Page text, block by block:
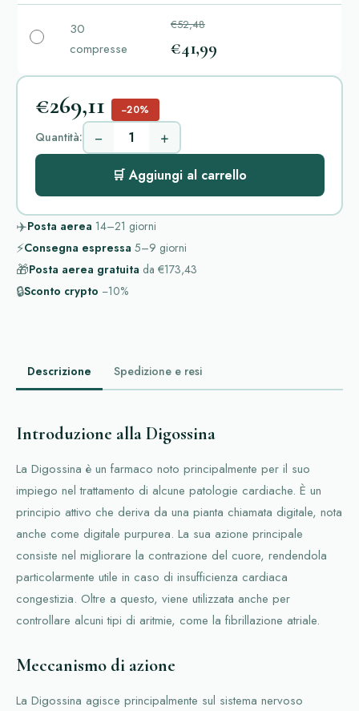
30
compresse
€52,48
€41,99
€269,11 −20%
Quantità: − +
🛒 Aggiungi al carrello
✈️Posta aerea 14–21 giorni
⚡Consegna espressa 5–9 giorni
🎁Posta aerea gratuita da €173,43
🔒Sconto crypto −10%
Descrizione Spedizione e resi
Introduzione alla Digossina
La Digossina è un farmaco noto principalmente per il suo
impiego nel trattamento di alcune patologie cardiache. È un
principio attivo che deriva da una pianta chiamata digitale, nota
anche come digitale purpurea. La sua azione principale
consiste nel migliorare la contrazione del cuore, rendendola
particolarmente utile in caso di insufficienza cardiaca
congestizia. Oltre a questo, viene utilizzata anche per
controllare alcuni tipi di aritmie, come la fibrillazione atriale.
Meccanismo di azione
La Digossina agisce principalmente sul sistema nervoso